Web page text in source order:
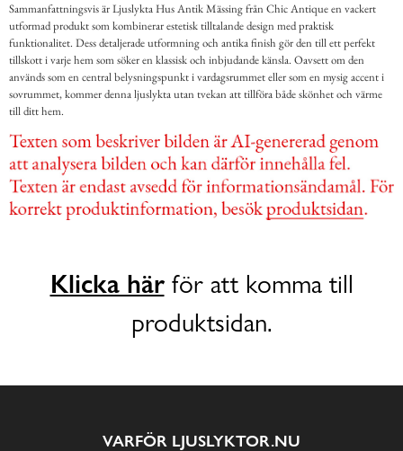
Sammanfattningsvis är Ljuslykta Hus Antik Mässing från Chic Antique en vackert
utformad produkt som kombinerar estetisk tilltalande design med praktisk
funktionalitet. Dess detaljerade utformning och antika finish gör den till ett perfekt
tillskott i varje hem som söker en klassisk och inbjudande känsla. Oavsett om den
används som en central belysningspunkt i vardagsrummet eller som en mysig accent i
sovrummet, kommer denna ljuslykta utan tvekan att tillföra både skönhet och värme
till ditt hem.
Klicka härför att komma till
produktsidan.
VARFÖR LJUSLYKTOR.NU